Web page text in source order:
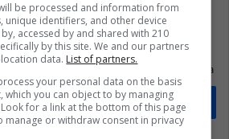
nuestra lista de correos
lo que está pasando en Latinoamérica
Suscríbete
be processed and information from
unique identifiers, and other device
accessed by and shared with 210
by this site. We and our partners
data. List of partners.
your personal data on the basis
which you can object to by managing
for a link at the bottom of this page
manage or withdraw consent in privacy